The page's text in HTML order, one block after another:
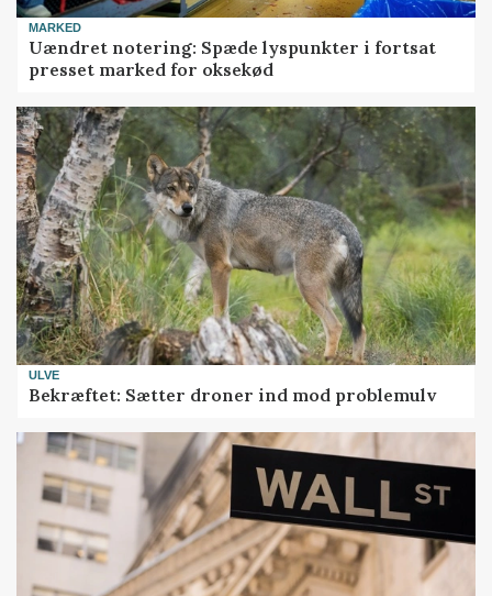
MARKED
Uændret notering: Spæde lyspunkter i fortsat
presset marked for oksekød
ULVE
Bekræftet: Sætter droner ind mod problemulv